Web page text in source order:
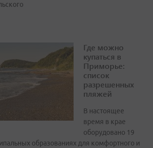
Где можно
купаться в
Приморье:
список
разрешенных
пляжей
В настоящее
время в крае
оборудовано 19
образованиях для комфортного и